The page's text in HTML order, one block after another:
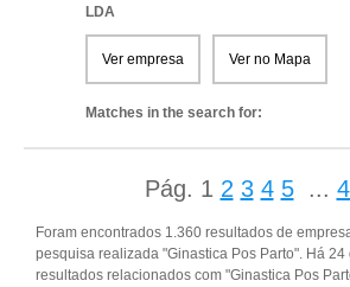
LDA
Ver empresa Ver no Mapa
Matches in the search for:
Pág. 1 2 3 4 5 ...
Foram encontrados 1.360 resultados de
pesquisa realizada "Ginastica Pos Parto". Há
resultados relacionados com "Ginastica Pos